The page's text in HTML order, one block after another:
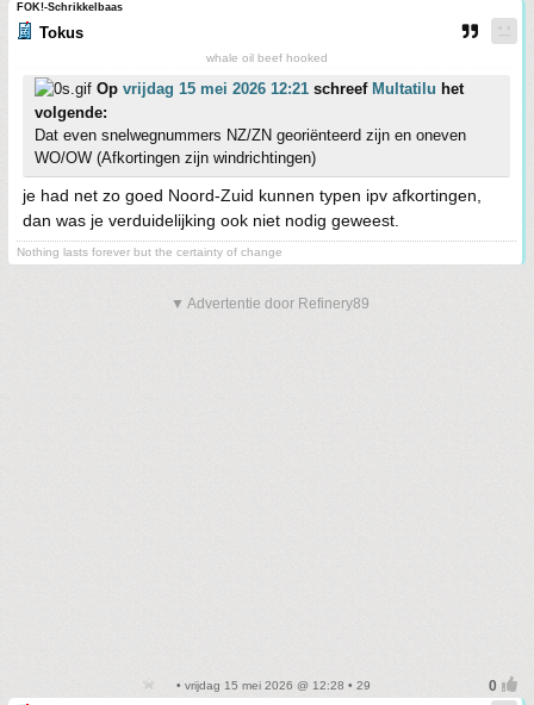
FOK!-Schrikkelbaas
Tokus
whale oil beef hooked
Op vrijdag 15 mei 2026 12:21 schreef Multatilu het
volgende:
Dat even snelwegnummers NZ/ZN georiënteerd zijn en oneven
WO/OW (Afkortingen zijn windrichtingen)
je had net zo goed Noord-Zuid kunnen typen ipv afkortingen,
dan was je verduidelijking ook niet nodig geweest.
Nothing lasts forever but the certainty of change
▼ Advertentie door Refinery89
• vrijdag 15 mei 2026 @ 12:28 • 29